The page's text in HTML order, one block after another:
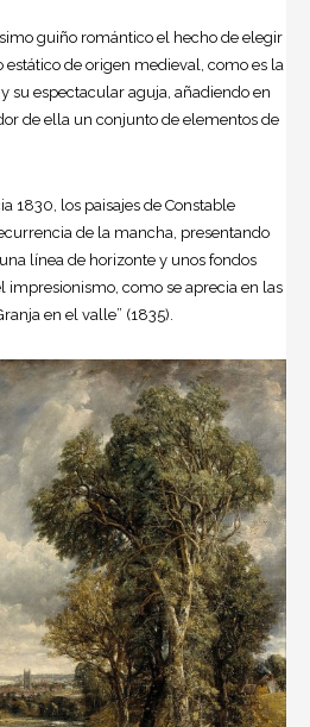
guiño romántico el hecho de elegir
de origen medieval, como es la
su espectacular aguja, añadiendo en
de ella un conjunto de elementos de
1830, los paisajes de Constable
de la mancha, presentando
línea de horizonte y unos fondos
impresionismo, como se aprecia en las
en el valle” (1835).